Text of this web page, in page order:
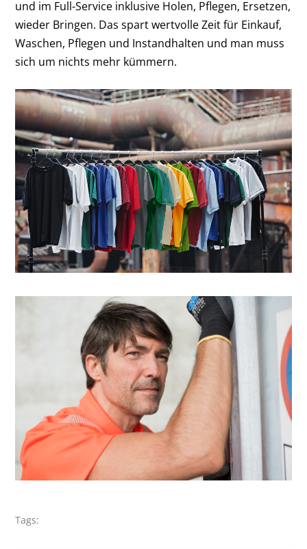
und im Full-Service inklusive Holen, Pflegen, Ersetzen,
wieder Bringen. Das spart wertvolle Zeit für Einkauf,
Waschen, Pflegen und Instandhalten und man muss
sich um nichts mehr kümmern.
Tags: